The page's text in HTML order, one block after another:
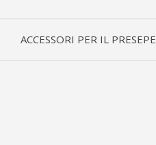
ACCESSORI PER IL PRESEPE